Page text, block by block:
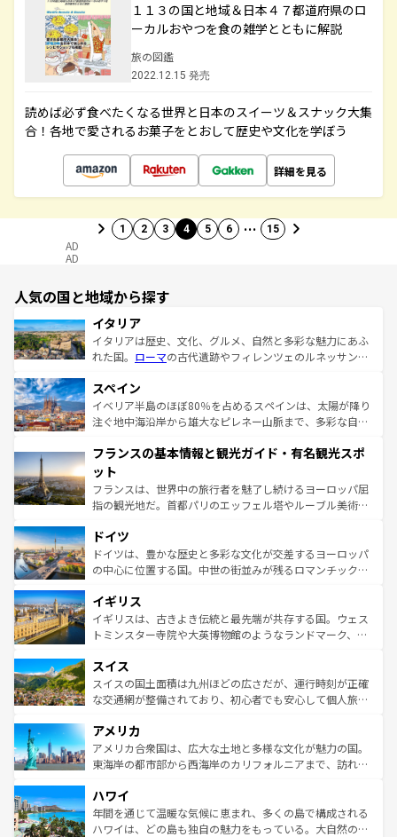
１１３の国と地域＆日本４７都道府県のロ
ーカルおやつを食の雑学とともに解説
旅の図鑑
2022.12.15 発売
読めば必ず食べたくなる世界と日本のスイーツ＆スナック大集
合！各地で愛されるお菓子をとおして歴史や文化を学ぼう
詳細を見る
1 2 3 4 5 6 … 15
AD
AD
人気の国と地域から探す
イタリア
イタリアは歴史、文化、グルメ、自然と多彩な魅力にあふ
れた国。 ローマの古代遺跡やフィレンツェのルネッサンス
ろん、トスカーナの美しい田園風景やアマルフィ海岸の絶
景など、自然景観も見逃せない。観光の合間には、本場の
ピザやパスタなど、絶品のイタリア料理を堪能することも
ませてくれるイタリアで、忘れられない旅をしてみよう！
なお、新着のイタリア情報は
しい。
スペイン
イベリア半島のほぼ80％を占めるスペインは、太陽が降り
注ぐ地中海沿岸から雄大なピレネー山脈まで、多彩な自然
文化が根付くこの国では、情熱的なフラメンコ、熱気あふ
れる闘牛、そして美味しいタパスが生活の一部となってい
る。首都マドリードの洗練された雰囲気や、バルセロナの
アートに溢れた街角から、地方では古代ローマ遺跡や中世
せる。地方によって風土や気候が異なるスペインはその個
性で訪れる人を魅了する。 なお、新着のスペイン情報は コ
ンテンツ一覧を参照してほしい。
フランスの基本情報と観光ガイド・有名観光スポ
ット
フランスは、世界中の旅行者を魅了し続けるヨーロッパ屈
指の観光地だ。首都パリのエッフェル塔やルーブル美術館
で、幅広い魅力が詰まっている。華麗な宮殿、歴史的な大
聖堂、美しいビーチ、そして豊かな自然が、訪れる者を心
から魅了する。また、フランスは美食の国としても知ら
いる。シャンパンの発祥地であるランス、プロヴァンスの
香り高いラベンダー畑など、多彩な楽しみ方が可能だ。さ
らに、パリ以外の地域にも魅力が溢れており、どの街角に
れる地方に足を運ぶとそれぞれで全く異なる文化を体験で
きるだろう。 なお、新着のフランス情報はコンテンツ一覧
を参照してほしい。
ドイツ
ドイツは、豊かな歴史と多彩な文化が交差するヨーロッパ
の中心に位置する国。中世の街並みが残るロマンチック街
顔を持つこの国は、どこを歩いても飽きることがない。ベ
ルリンの文化的活気、バイエルン州のアルプスの絶景、そ
してライン川沿いのワイン畑といった風景は必見。ビール
は、お酒好きな人にはぜひ体験してほしい。 なお、新着の
ドイツ情報はコンテンツ一覧を参照してほしい。
イギリス
イギリスは、古きよき伝統と最先端が共存する国。ウェス
トミンスター寺院や大英博物館のようなランドマーク、歴
リアごとに異なる魅力がある。また、優雅なアフタヌーン
ティー、ビール好きにはたまらない英国パブ、サッカー観
戦など、本場だからこそできる体験も豊富。イギリスを旅
ンツ一覧を参照してほしい。
スイス
スイスの国土面積は九州ほどの広さだが、運行時刻が正確
な交通網が整備されており、初心者でも安心して個人旅行
の建物がそのまま残る町や、スイスならではのユニークな
博物館もあり、アルプス観光だけでなく町歩きも満喫する
ことができる。国民の所得が高いため物価も高いが、旅行
ば市内交通費無料で観光を楽しむこともできる。 なお、新
着のスイス情報はコンテンツ一覧 を参照してほしい。
アメリカ
アメリカ合衆国は、広大な土地と多様な文化が魅力の国。
東海岸の都市部から西海岸のカリフォルニアまで、訪れる
のような巨大都市は、観光、ショッピング、エンターテイ
ンメントが詰まった刺激的なスポットだ。一方、アメリカ
西部には大自然が広がり、グランドキャニオンやイエロー
ハワイ
年間を通じて温暖な気候に恵まれ、多くの島で構成される
ハワイは、どの島も独自の魅力をもっている。大自然の神